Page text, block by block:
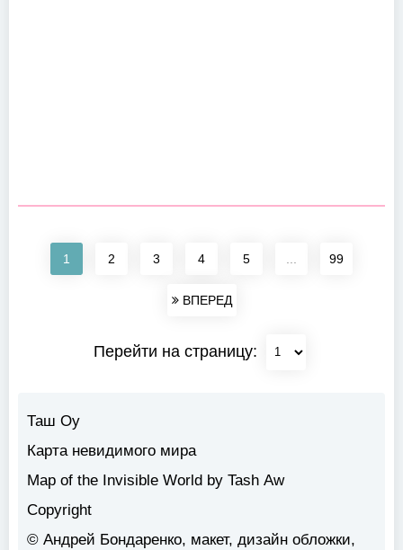
1 2 3 4 5 99
ВПЕРЕД
Перейти на страницу:
Таш Оу
Карта невидимого мира
Map of the Invisible World by Tash Aw
Copyright
© Андрей Бондаренко, макет, дизайн обложки,